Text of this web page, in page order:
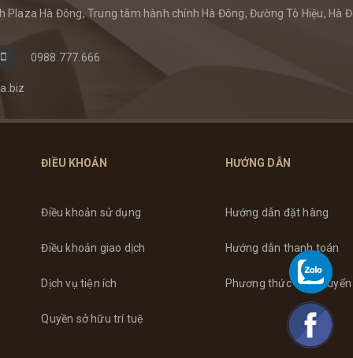
Plaza Hà Đông, Trung tâm hành chính Hà Đông, Đường Tô Hiệu, Hà
0988.777.666
ĐIỀU KHOẢN
Điều khoản sử dụng
Điều khoản giao dịch
Dịch vụ tiện ích
Quyền sở hữu trí tuệ
HƯỚNG DẪN
Hướng dẫn đặt hàng
Hướng dẫn thanh toán
Phương thức vận chuyển